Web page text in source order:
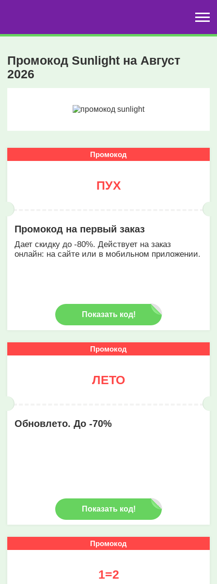
Промокод Sunlight на Август
2026
Промокод
ПУХ
Промокод на первый заказ
Дает скидку до -80%. Действует на заказ
онлайн: на сайте или в мобильном приложении.
Показать код!
Промокод
ЛЕТО
Обновлето. До -70%
Показать код!
Промокод
1=2